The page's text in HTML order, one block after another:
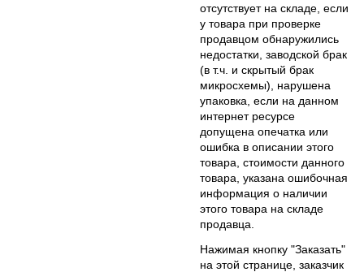
отсутствует на складе, если
у товара при проверке
продавцом обнаружились
недостатки, заводской брак
(в т.ч. и скрытый брак
микросхемы), нарушена
упаковка, если на данном
интернет ресурсе
допущена опечатка или
ошибка в описании этого
товара, стоимости данного
товара, указана ошибочная
информация о наличии
этого товара на складе
продавца.
Нажимая кнопку "Заказать"
на этой странице, заказчик